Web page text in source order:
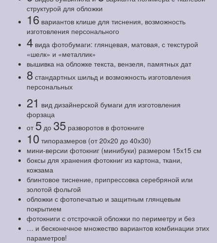
структурой для обложки
16 вариантов клише для тиснения, возможность
изготовления персонального
4 вида фотобумаги: глянцевая, матовая, с текстурой
«шелк» и «металлик»
вышивка на обложке текста, вензеля, памятных дат
8 стандартных шильд и возможность изготовления
персональных
21 вид дизайнерской бумаги для изготовления
форзаца
от 5 до 35 разворотов в фотокниге
10 типоразмеров (от 20х20 до 40х30)
мини-версии фотокниг (минибуки) размером 15х15 см
боксы для хранения фотокниг из картона, ткани,
кожзама
блинтовое тиснение, припрессовка серебряной или
золотой фольгой
обложки с фотопечатью и защитным глянцевым
покрытием
фотокниги с отстрочкой обложки по периметру и без
… и бесконечное множество вариантов комбинации этих
параметров!